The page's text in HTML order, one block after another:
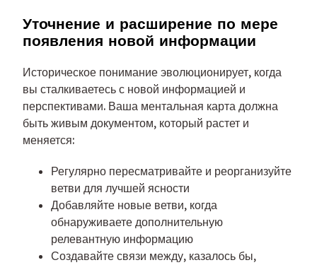
Уточнение и расширение по мере
появления новой информации
Историческое понимание эволюционирует, когда
вы сталкиваетесь с новой информацией и
перспективами. Ваша ментальная карта должна
быть живым документом, который растет и
меняется:
Регулярно пересматривайте и реорганизуйте
ветви для лучшей ясности
Добавляйте новые ветви, когда
обнаруживаете дополнительную
релевантную информацию
Создавайте связи между, казалось бы,